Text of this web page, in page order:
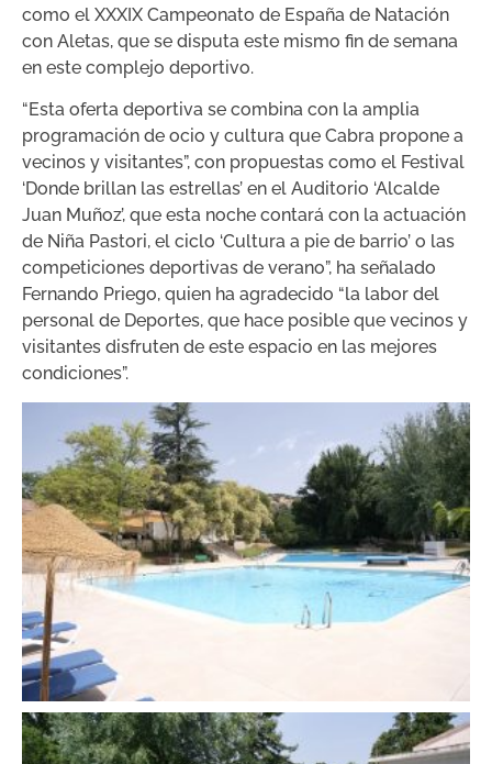
como el XXXIX Campeonato de España de Natación
con Aletas, que se disputa este mismo fin de semana
en este complejo deportivo.
“Esta oferta deportiva se combina con la amplia
programación de ocio y cultura que Cabra propone a
vecinos y visitantes”, con propuestas como el Festival
‘Donde brillan las estrellas’ en el Auditorio ‘Alcalde
Juan Muñoz’, que esta noche contará con la actuación
de Niña Pastori, el ciclo ‘Cultura a pie de barrio’ o las
competiciones deportivas de verano”, ha señalado
Fernando Priego, quien ha agradecido “la labor del
personal de Deportes, que hace posible que vecinos y
visitantes disfruten de este espacio en las mejores
condiciones”.